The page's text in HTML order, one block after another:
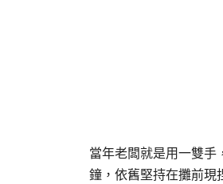
當年老闆就是用一雙手
鐘，依舊堅持在攤前現